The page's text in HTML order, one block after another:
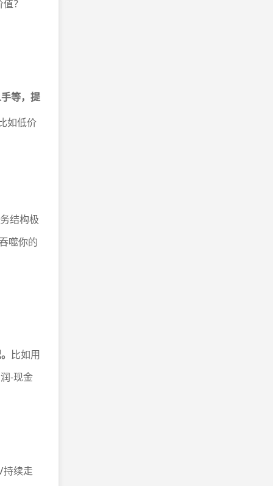
？
等，提
如低价
结构极
噬你的
比如用
-现金
持续走